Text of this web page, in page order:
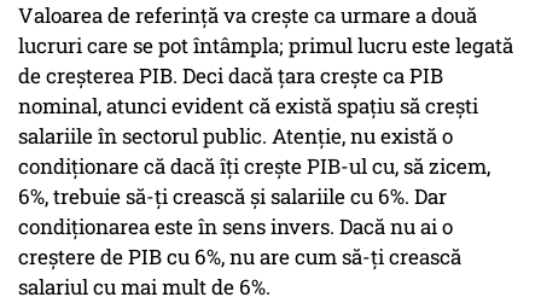
Valoarea de referință va crește ca urmare a două
lucruri care se pot întâmpla; primul lucru este legată
de creșterea PIB. Deci dacă țara crește ca PIB
nominal, atunci evident că există spațiu să crești
salariile în sectorul public. Atenție, nu există o
condiționare că dacă îți crește PIB-ul cu, să zicem,
6%, trebuie să-ți crească și salariile cu 6%. Dar
condiționarea este în sens invers. Dacă nu ai o
creștere de PIB cu 6%, nu are cum să-ți crească
salariul cu mai mult de 6%.